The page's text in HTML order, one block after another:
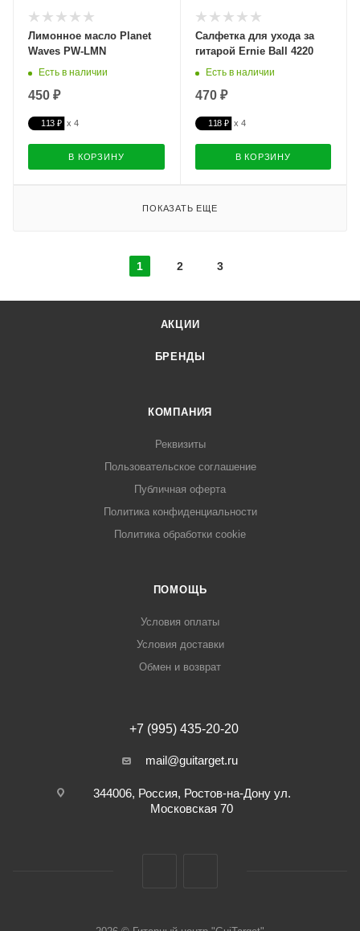
Лимонное масло Planet
Waves PW-LMN
Есть в наличии
450 ₽
113 ₽
В КОРЗИНУ
Салфетка для ухода за
гитарой Ernie Ball 4220
Есть в наличии
470 ₽
118 ₽
В КОРЗИНУ
ПОКАЗАТЬ ЕЩЕ
1 2 3
АКЦИИ
БРЕНДЫ
КОМПАНИЯ
Реквизиты
Пользовательское соглашение
Публичная оферта
Политика конфиденциальности
Политика обработки cookie
ПОМОЩЬ
Условия оплаты
Условия доставки
Обмен и возврат
+7 (995) 435-20-20
mail@guitarget.ru
344006, Россия, Ростов-на-Дону ул.
Московская 70